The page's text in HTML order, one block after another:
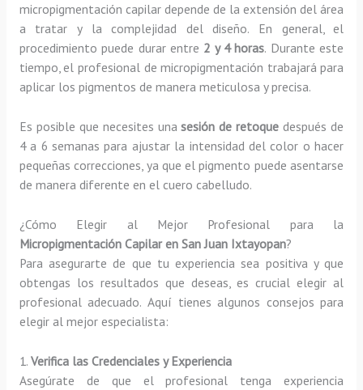
micropigmentación capilar depende de la extensión del área
a tratar y la complejidad del diseño. En general, el
procedimiento puede durar entre 2 y 4 horas. Durante este
tiempo, el profesional de micropigmentación trabajará para
aplicar los pigmentos de manera meticulosa y precisa.
Es posible que necesites unasesión de retoque después de
4 a 6 semanas para ajustar la intensidad del color o hacer
pequeñas correcciones, ya que el pigmento puede asentarse
de manera diferente en el cuero cabelludo.
¿Cómo Elegir al Mejor Profesional para la
Micropigmentación Capilar en San Juan Ixtayopan?
Para asegurarte de que tu experiencia sea positiva y que
obtengas los resultados que deseas, es crucial elegir al
profesional adecuado. Aquí tienes algunos consejos para
elegir al mejor especialista:
1. Verifica las Credenciales y Experiencia
Asegúrate de que el profesional tenga experiencia